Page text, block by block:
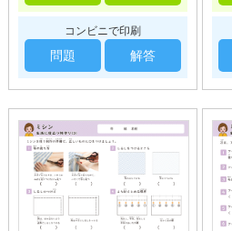
コンビニで印刷
問題 解答